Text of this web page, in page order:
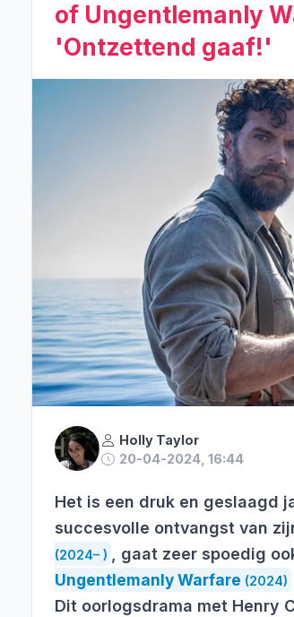
of Ungentlemanly
'Ontzettend gaaf!'
Holly Taylor
20-04-2024, 16:44
Het is een druk en geslaagd
succesvolle ontvangst van
(2024– ) , gaat zeer spoedig
Ungentlemanly Warfare (2024)
Dit oorlogsdrama met Henry